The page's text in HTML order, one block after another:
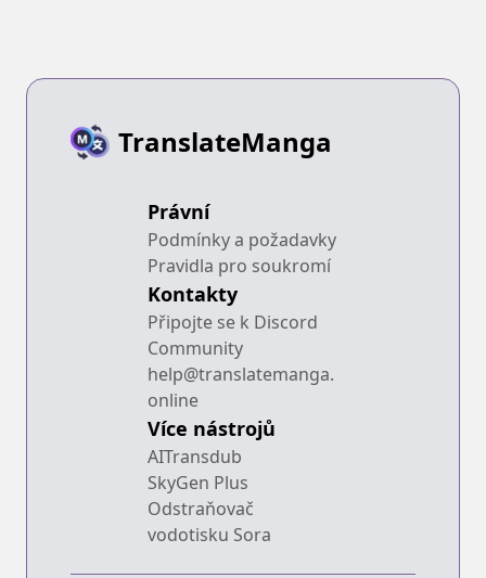
TranslateManga
Právní
Podmínky a požadavky
Pravidla pro soukromí
Kontakty
Připojte se k Discord
Community
help@translatemanga.
online
Více nástrojů
AITransdub
SkyGen Plus
Odstraňovač
vodotisku Sora